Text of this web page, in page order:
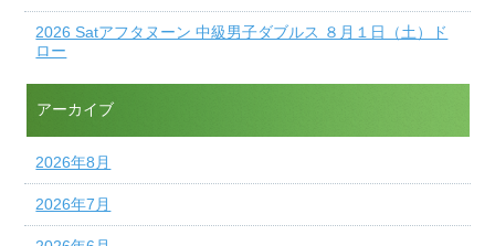
2026 Satアフタヌーン 中級男子ダブルス ８月１日（土）ド
ロー
アーカイブ
2026年8月
2026年7月